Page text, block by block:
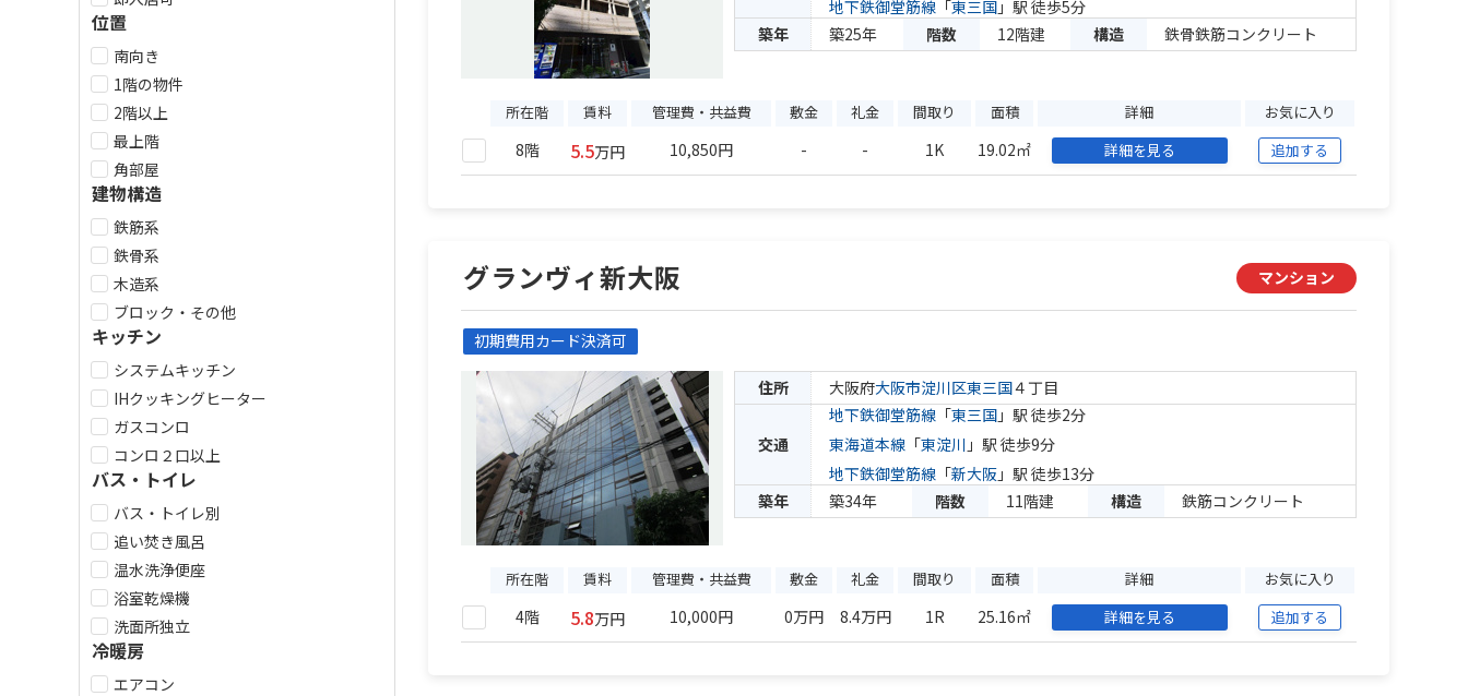
地下鉄御堂筋線 「東三国 」駅 徒歩5分
築年
築25年 階数 12階建 構造 鉄骨鉄筋コンクリート
所在階 賃料 管理費・共益費 敷金 礼金 間取り 面積 詳細 お気に入り
8階 5.5万円 10,850円 - - 1K 19.02㎡ 詳細を見る 追加する
グランヴィ新大阪 マンション
初期費用カード決済可
住所 大阪府大阪市淀川区東三国４丁目
交通
地下鉄御堂筋線 「東三国 」駅 徒歩2分
東海道本線 「東淀川 」駅 徒歩9分
地下鉄御堂筋線 「新大阪 」駅 徒歩13分
築年
築34年 階数 11階建 構造 鉄筋コンクリート
所在階 賃料 管理費・共益費 敷金 礼金 間取り 面積 詳細 お気に入り
4階 5.8万円 10,000円 0万円 8.4万円 1R 25.16㎡ 詳細を見る 追加する
位置
南向き
1階の物件
2階以上
最上階
角部屋
建物構造
鉄筋系
鉄骨系
木造系
ブロック・その他
キッチン
システムキッチン
IHクッキングヒーター
ガスコンロ
コンロ２口以上
バス・トイレ
バス・トイレ別
追い焚き風呂
温水洗浄便座
浴室乾燥機
洗面所独立
冷暖房
エアコン